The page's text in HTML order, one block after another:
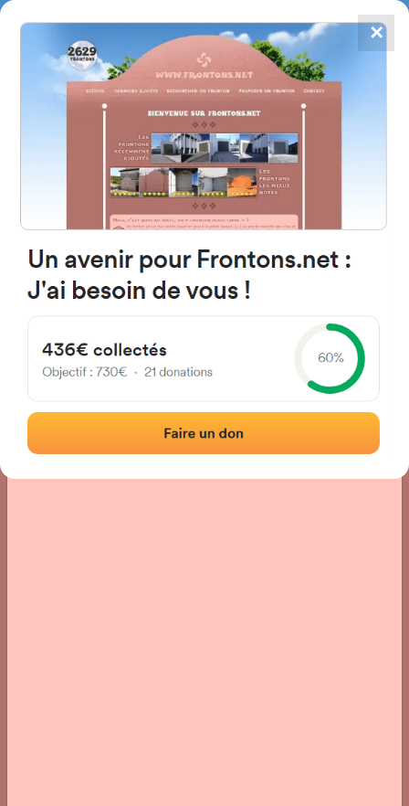
FRONTONS.NET
RECHERCHER UN FRONTON
PROPOSER UN FRONTON
4867
frontons
Lazkano 20009 San Sebastián,
#2992
Fronton mur à gauche
› Localisation du fronton
✕